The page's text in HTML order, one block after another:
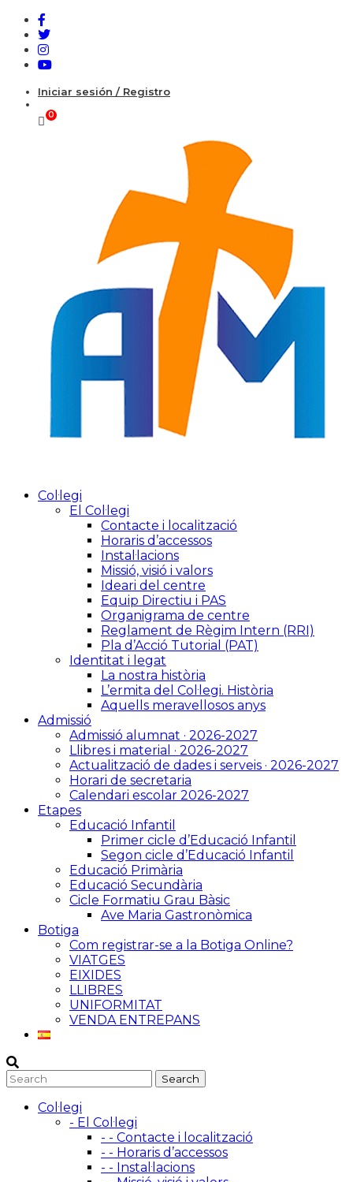
Iniciar sesión / Registro
Col·legi
El Col·legi
Contacte i localització
Horaris d’accessos
Instal·lacions
Missió, visió i valors
Ideari del centre
Equip Directiu i PAS
Organigrama de centre
Reglament de Règim Intern (RRI)
Pla d’Acció Tutorial (PAT)
Identitat i legat
La nostra història
L’ermita del Col·legi. Història
Aquells meravellosos anys
Admissió
Admissió alumnat · 2026-2027
Llibres i material · 2026-2027
Actualització de dades i serveis · 2026-2027
Horari de secretaria
Calendari escolar 2026-2027
Etapes
Educació Infantil
Primer cicle d’Educació Infantil
Segon cicle d’Educació Infantil
Educació Primària
Educació Secundària
Cicle Formatiu Grau Bàsic
Ave Maria Gastronòmica
Botiga
Com registrar-se a la Botiga Online?
VIATGES
EIXIDES
LLIBRES
UNIFORMITAT
VENDA ENTREPANS
Col·legi
- El Col·legi
- - Contacte i localització
- - Horaris d’accessos
- - Instal·lacions